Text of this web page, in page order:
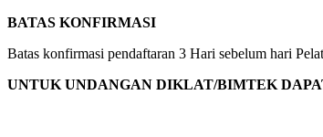
BATAS KONFIRMASI
Batas konfirmasi pendaftaran 3 Hari sebelum hari
UNTUK UNDANGAN DIKLAT/BIMTEK